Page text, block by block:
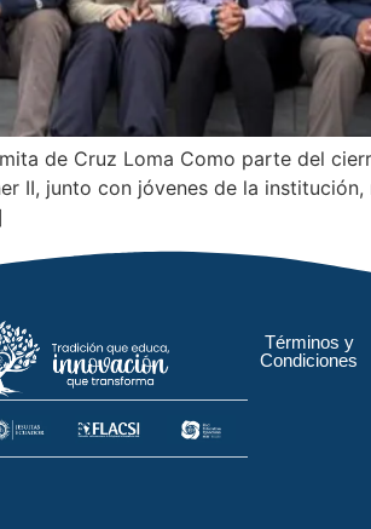
de Cruz Loma Como parte del
II, junto con jóvenes de la
Términos y
Condiciones